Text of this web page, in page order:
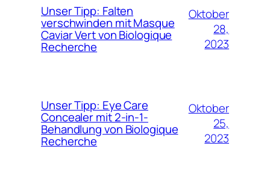
Unser Tipp: Falten
verschwinden mit Masque
Caviar Vert von Biologique
Recherche
Oktober
28,
2023
Unser Tipp: Eye Care
Concealer mit 2-in-1-
Behandlung von Biologique
Recherche
Oktober
25,
2023